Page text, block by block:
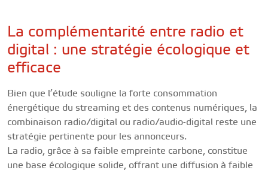
La complémentarité entre radio et
digital : une stratégie écologique et
efficace
Bien que l’étude souligne la forte consommation
énergétique du streaming et des contenus numériques, la
combinaison radio/digital ou radio/audio-digital reste une
stratégie pertinente pour les annonceurs.
La radio, grâce à sa faible empreinte carbone, constitue
une base écologique solide, offrant une diffusion à faible